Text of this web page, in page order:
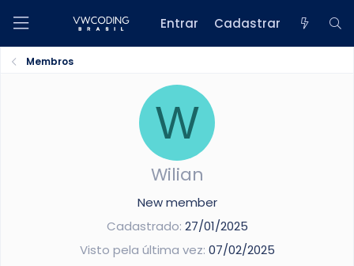
Entrar Cadastrar
Membros
W
Wilian
New member
Cadastrado 27/01/2025
Visto pela última vez 07/02/2025